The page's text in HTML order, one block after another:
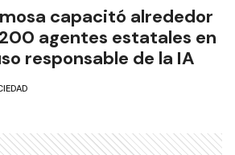
capacitó alrededor
agentes estatales en
responsable de la IA